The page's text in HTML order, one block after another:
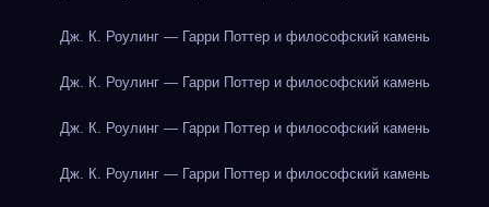
Дж. К. Роулинг — Гарри Поттер и философский камень
Дж. К. Роулинг — Гарри Поттер и философский камень
Дж. К. Роулинг — Гарри Поттер и философский камень
Дж. К. Роулинг — Гарри Поттер и философский камень